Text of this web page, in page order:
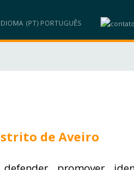
IDIOMA
de Aveiro